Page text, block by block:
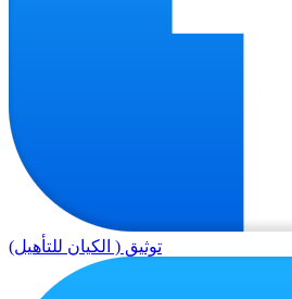
توثيق ( الكيان للتأهيل)